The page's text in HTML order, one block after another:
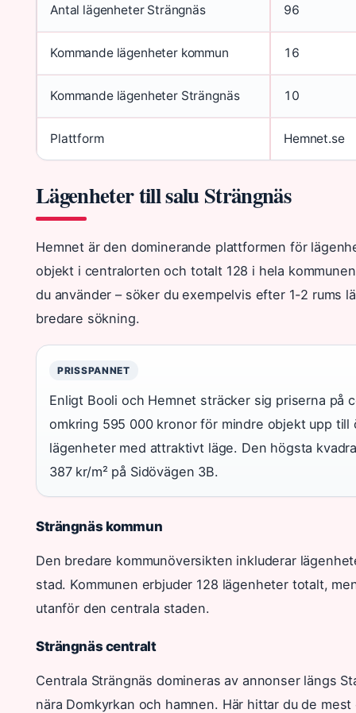
Antal lägenheter Strängnäs 96
Kommande lägenheter kommun 16
Kommande lägenheter Strängnäs 10
Plattform Hemnet.se
Lägenheter till salu Strängnäs
Hemnet är den dominerande plattformen för
objekt i centralorten och totalt 128 i hela
du använder – söker du exempelvis efter 1-2 rums
bredare sökning.
PRISSPANNET
Enligt Booli och Hemnet sträcker sig priserna på
omkring 595 000 kronor för mindre objekt upp
lägenheter med attraktivt läge. Den högsta
387 kr/m² på Sidövägen 3B.
Strängnäs kommun
Den bredare kommunöversikten inkluderar
stad. Kommunen erbjuder 128 lägenheter totalt,
utanför den centrala staden.
Strängnäs centralt
Centrala Strängnäs domineras av annonser längs
nära Domkyrkan och hamnen. Här hittar du de